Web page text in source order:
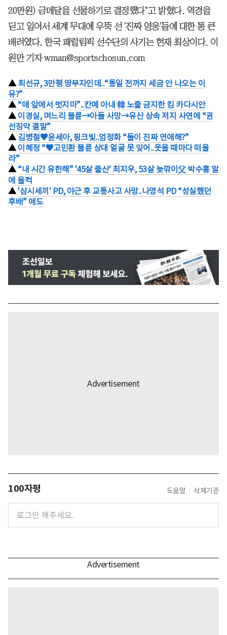
20만원) 금메달을 선물하기로 결정했다"고 밝혔다. 역경을
딛고 일어서 세계 무대에 우뚝 선 '진짜 영웅'들에 대한 통 큰
배려였다. 한국 패럴림픽 선수단의 사기는 현재 최상이다. 이
원만 기자 wman@sportschosun.com
▲ 최선규, 3만평 땅부자인데..“통일 전까지 세금 안 나오는 이
유?”
▲ “애 앞에서 벗지마”..칸예 아내 韓 노출 금지한 킴 카다시안
▲ 이경실, 며느리 불륜→아들 사망→유산 상속 저지 사연에 “권
선징악 결말”
▲ 김병철♥윤세아, 핑크빛..엄정화 “둘이 진짜 연애해?”
▲ 이혜정 “♥고민환 불륜 상대 얼굴 못 잊어..웃을 때마다 떠올
라”
▲ “내 시간 유한해” '45살 출산' 최지우, 53살 늦깎이父 박수홍 말
에 울컥
▲ '삼시세끼' PD, 야근 후 교통사고 사망..나영석 PD “성실했던
후배” 애도
100자평 도움말 삭제기준